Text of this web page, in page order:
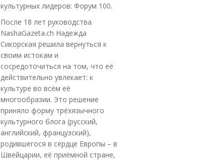
культурных лидеров: Форум 100.
После 18 лет руководства
NashaGazeta.ch Надежда
Сикорская решила вернуться к
своим истокам и
сосредоточиться на том, что её
действительно увлекает: к
культуре во всём её
многообразии. Это решение
приняло форму трёхязычного
культурного блога (русский,
английский, французский),
родившегося в сердце Европы – в
Швейцарии, её приёмной стране,